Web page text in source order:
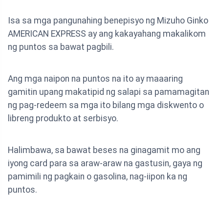
Isa sa mga pangunahing benepisyo ng Mizuho Ginko
AMERICAN EXPRESS ay ang kakayahang makalikom
ng puntos sa bawat pagbili.
Ang mga naipon na puntos na ito ay maaaring
gamitin upang makatipid ng salapi sa pamamagitan
ng pag-redeem sa mga ito bilang mga diskwento o
libreng produkto at serbisyo.
Halimbawa, sa bawat beses na ginagamit mo ang
iyong card para sa araw-araw na gastusin, gaya ng
pamimili ng pagkain o gasolina, nag-iipon ka ng
puntos.